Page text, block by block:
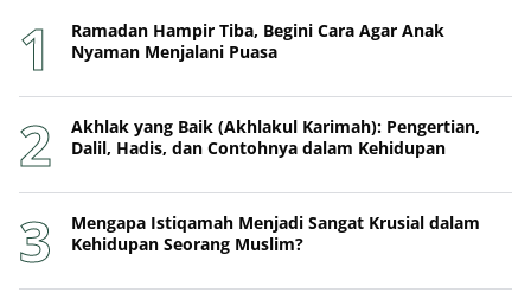
Ramadan Hampir Tiba, Begini Cara Agar Anak
Nyaman Menjalani Puasa
Akhlak yang Baik (Akhlakul Karimah): Pengertian,
Dalil, Hadis, dan Contohnya dalam Kehidupan
Mengapa Istiqamah Menjadi Sangat Krusial dalam
Kehidupan Seorang Muslim?